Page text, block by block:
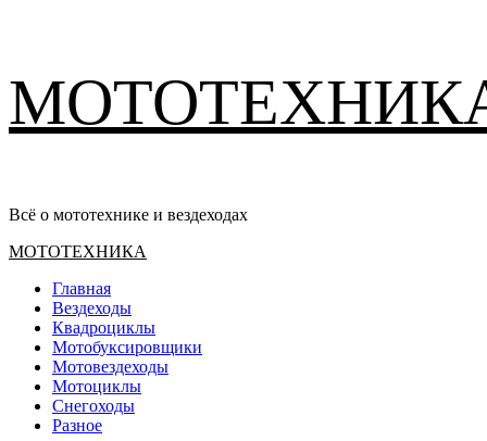
содержимому
Всё о мототехнике и вездеходах
Основное
МОТОТЕХНИКА
Главная
Вездеходы
Квадроциклы
Мотобуксировщики
Мотовездеходы
Мотоциклы
Снегоходы
Разное